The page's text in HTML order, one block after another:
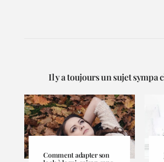
Il y a toujours un sujet sympa
Comment adapter son